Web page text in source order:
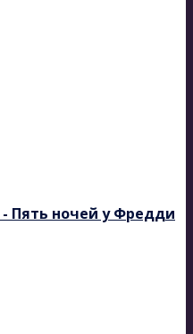
Пять ночей у Фредди